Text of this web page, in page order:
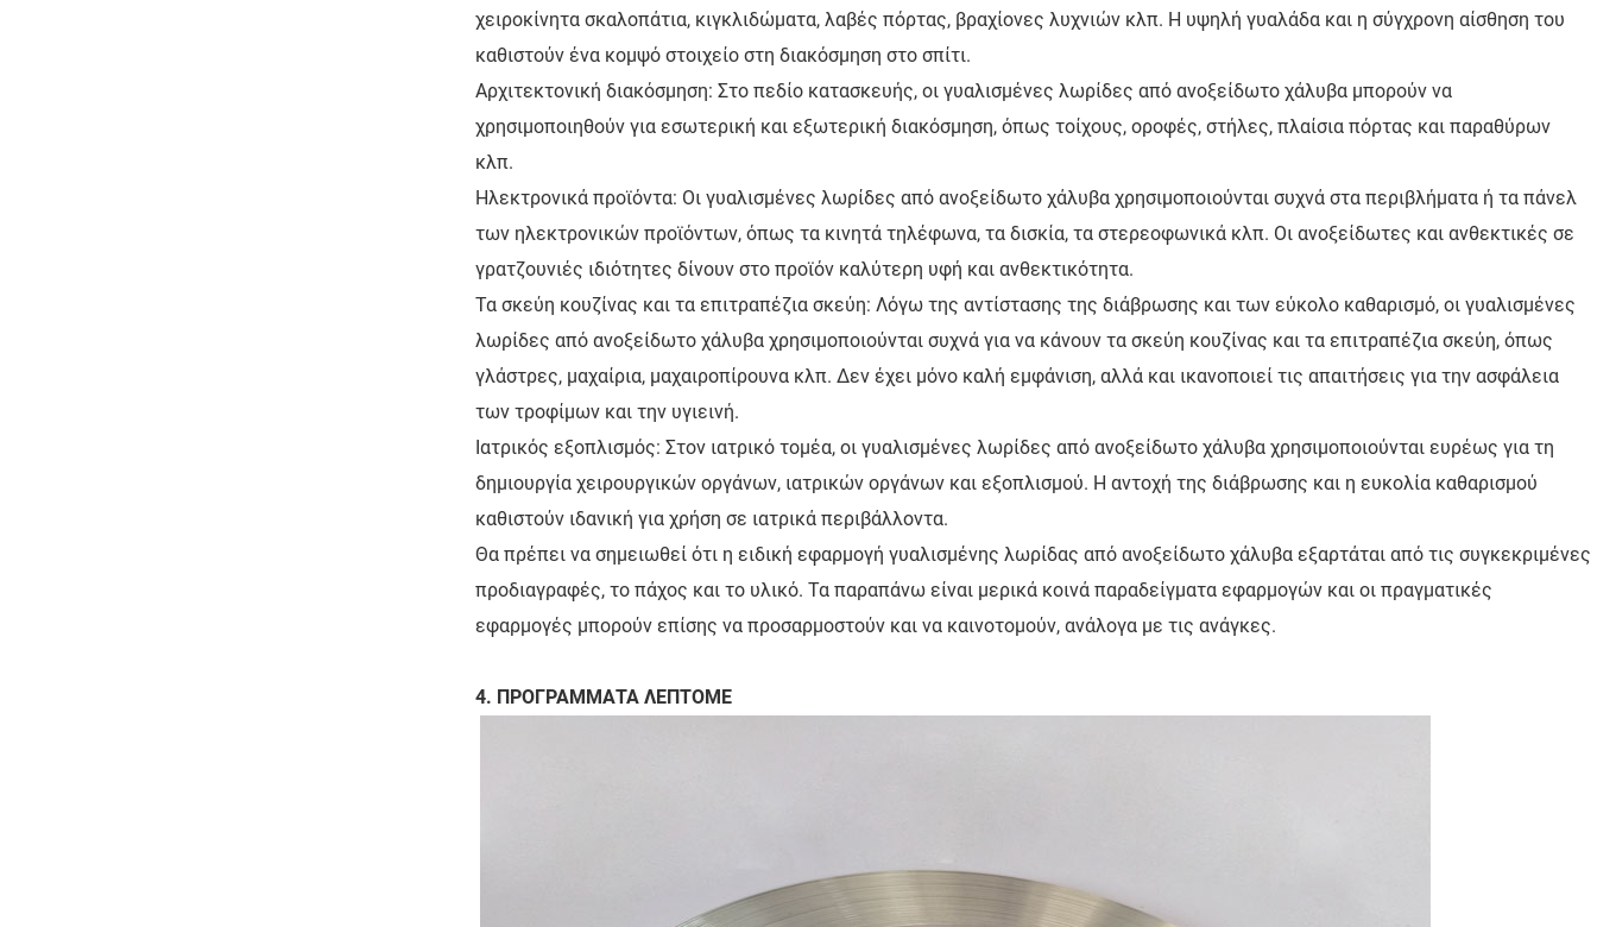
χειροκίνητα σκαλοπάτια, κιγκλιδώματα, λαβές πόρτας, βραχίονες λυχνιών κλπ. Η υψηλή γυαλάδα και η σύγχρονη αίσθηση του
καθιστούν ένα κομψό στοιχείο στη διακόσμηση στο σπίτι.
Αρχιτεκτονική διακόσμηση: Στο πεδίο κατασκευής, οι γυαλισμένες λωρίδες από ανοξείδωτο χάλυβα μπορούν να
χρησιμοποιηθούν για εσωτερική και εξωτερική διακόσμηση, όπως τοίχους, οροφές, στήλες, πλαίσια πόρτας και παραθύρων
κλπ.
Ηλεκτρονικά προϊόντα: Οι γυαλισμένες λωρίδες από ανοξείδωτο χάλυβα χρησιμοποιούνται συχνά στα περιβλήματα ή τα πάνελ
των ηλεκτρονικών προϊόντων, όπως τα κινητά τηλέφωνα, τα δισκία, τα στερεοφωνικά κλπ. Οι ανοξείδωτες και ανθεκτικές σε
γρατζουνιές ιδιότητες δίνουν στο προϊόν καλύτερη υφή και ανθεκτικότητα.
Τα σκεύη κουζίνας και τα επιτραπέζια σκεύη: Λόγω της αντίστασης της διάβρωσης και των εύκολο καθαρισμό, οι γυαλισμένες
λωρίδες από ανοξείδωτο χάλυβα χρησιμοποιούνται συχνά για να κάνουν τα σκεύη κουζίνας και τα επιτραπέζια σκεύη, όπως
γλάστρες, μαχαίρια, μαχαιροπίρουνα κλπ. Δεν έχει μόνο καλή εμφάνιση, αλλά και ικανοποιεί τις απαιτήσεις για την ασφάλεια
των τροφίμων και την υγιεινή.
Ιατρικός εξοπλισμός: Στον ιατρικό τομέα, οι γυαλισμένες λωρίδες από ανοξείδωτο χάλυβα χρησιμοποιούνται ευρέως για τη
δημιουργία χειρουργικών οργάνων, ιατρικών οργάνων και εξοπλισμού. Η αντοχή της διάβρωσης και η ευκολία καθαρισμού
καθιστούν ιδανική για χρήση σε ιατρικά περιβάλλοντα.
Θα πρέπει να σημειωθεί ότι η ειδική εφαρμογή γυαλισμένης λωρίδας από ανοξείδωτο χάλυβα εξαρτάται από τις συγκεκριμένες
προδιαγραφές, το πάχος και το υλικό. Τα παραπάνω είναι μερικά κοινά παραδείγματα εφαρμογών και οι πραγματικές
εφαρμογές μπορούν επίσης να προσαρμοστούν και να καινοτομούν, ανάλογα με τις ανάγκες.
4. ΠΡΟΓΡΑΜΜΑΤΑ ΛΕΠΤΟΜΕ